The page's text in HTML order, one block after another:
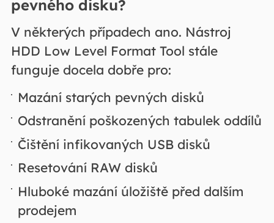
pevného disku?
V některých případech ano. Nástroj
HDD Low Level Format Tool stále
funguje docela dobře pro:
Mazání starých pevných disků
Odstranění poškozených tabulek oddílů
Čištění infikovaných USB disků
Resetování RAW disků
Hluboké mazání úložiště před dalším
prodejem